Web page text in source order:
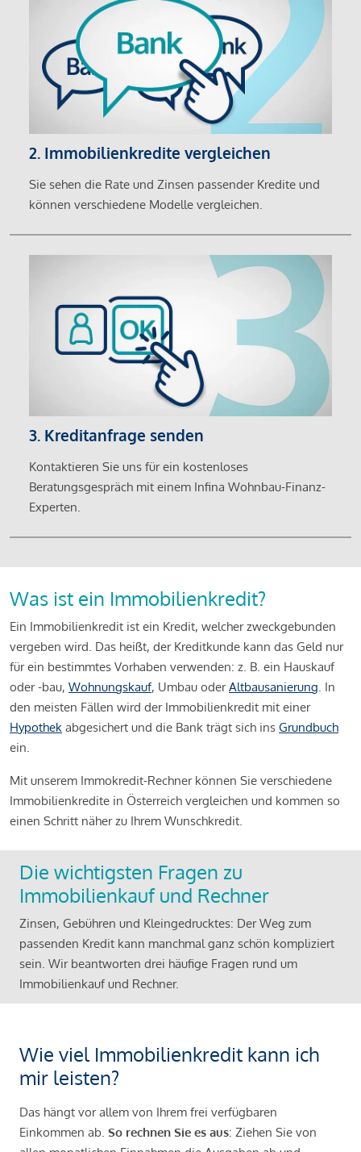
2. Immobilienkredite vergleichen
Sie sehen die Rate und Zinsen passender Kredite und
können verschiedene Modelle vergleichen.
3. Kreditanfrage senden
Kontaktieren Sie uns für ein kostenloses
Beratungsgespräch mit einem Infina Wohnbau-Finanz-
Experten.
Was ist ein Immobilienkredit?
Ein Immobilienkredit ist ein Kredit, welcher zweckgebunden
vergeben wird. Das heißt, der Kreditkunde kann das Geld nur
für ein bestimmtes Vorhaben verwenden: z. B. ein Hauskauf
oder -bau, Wohnungskauf, Umbau oderAltbausanierung. In
den meisten Fällen wird der Immobilienkredit mit einer
Hypothek abgesichert und die Bank trägt sich ins Grundbuch
ein.
Mit unserem Immokredit-Rechner können Sie verschiedene
Immobilienkredite in Österreich vergleichen und kommen so
einen Schritt näher zu Ihrem Wunschkredit.
Die wichtigsten Fragen zu
Immobilienkauf und Rechner
Zinsen, Gebühren und Kleingedrucktes: Der Weg zum
passenden Kredit kann manchmal ganz schön kompliziert
sein. Wir beantworten drei häufige Fragen rund um
Immobilienkauf und Rechner.
Wie viel Immobilienkredit kann ich
mir leisten?
Das hängt vor allem von Ihrem frei verfügbaren
Einkommen ab. So rechnen Sie es aus: Ziehen Sie von